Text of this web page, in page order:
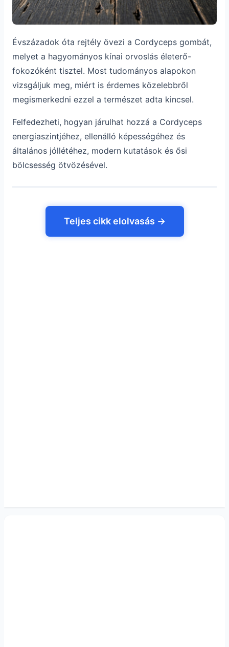
Évszázadok óta rejtély övezi a Cordyceps gombát,
melyet a hagyományos kínai orvoslás életerő-
fokozóként tisztel. Most tudományos alapokon
vizsgáljuk meg, miért is érdemes közelebbről
megismerkedni ezzel a természet adta kincsel.
Felfedezheti, hogyan járulhat hozzá a Cordyceps
energiaszintjéhez, ellenálló képességéhez és
általános jóllétéhez, modern kutatások és ősi
bölcsesség ötvözésével.
Teljes cikk elolvasás →